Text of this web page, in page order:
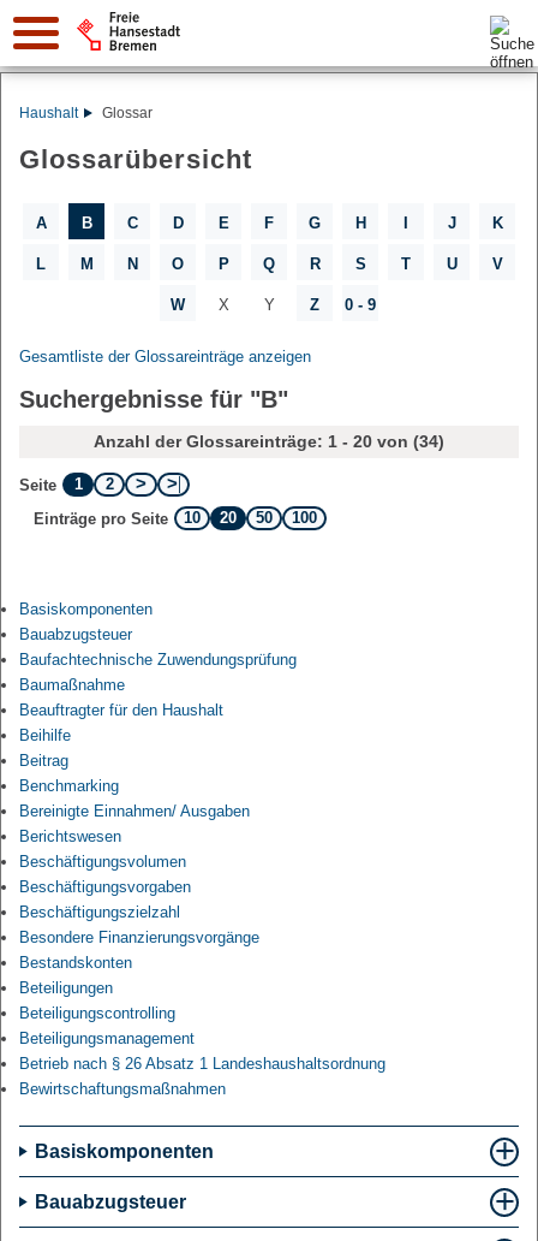
Suche:
Haushalt Glossar
Glossarübersicht
A B C D E F G H J K
L M N O P Q R S T U V
W X Y Z 0 - 9
Gesamtliste der Glossareinträge anzeigen
Suchergebnisse für "B"
Anzahl der Glossareinträge: 1 - 20 von (34)
Seite 1
2
Einträge pro Seite
10 20 50 100
Basiskomponenten
Bauabzugsteuer
Baufachtechnische Zuwendungsprüfung
Baumaßnahme
Beauftragter für den Haushalt
Beihilfe
Beitrag
Benchmarking
Bereinigte Einnahmen/ Ausgaben
Berichtswesen
Beschäftigungsvolumen
Beschäftigungsvorgaben
Beschäftigungszielzahl
Besondere Finanzierungsvorgänge
Bestandskonten
Beteiligungen
Beteiligungscontrolling
Beteiligungsmanagement
Betrieb nach § 26 Absatz 1 Landeshaushaltsordnung
Bewirtschaftungsmaßnahmen
Basiskomponenten
Bauabzugsteuer